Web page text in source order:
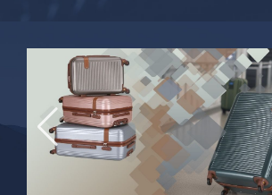
чемоданов
Бьюти-кейсы
САКВОЯЖИ
РАСПРОДАЖА
Сумки